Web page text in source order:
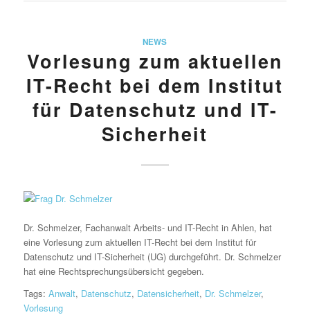
NEWS
Vorlesung zum aktuellen
IT-Recht bei dem Institut
für Datenschutz und IT-
Sicherheit
Dr. Schmelzer, Fachanwalt Arbeits- und IT-Recht in Ahlen, hat
eine Vorlesung zum aktuellen IT-Recht bei dem Institut für
Datenschutz und IT-Sicherheit (UG) durchgeführt. Dr. Schmelzer
hat eine Rechtsprechungsübersicht gegeben.
Tags: Anwalt, Datenschutz, Datensicherheit, Dr. Schmelzer,
Vorlesung